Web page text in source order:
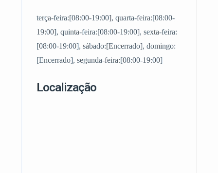
terça-feira:[08:00-19:00], quarta-feira:[08:00-
19:00], quinta-feira:[08:00-19:00], sexta-feira:
[08:00-19:00], sábado:[Encerrado], domingo:
[Encerrado], segunda-feira:[08:00-19:00]
Localização